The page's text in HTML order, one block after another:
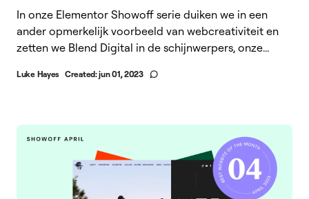
In onze Elementor Showoff serie duiken we in een
ander opmerkelijk voorbeeld van webcreativiteit en
zetten we Blend Digital in de schijnwerpers, onze...
Luke Hayes Created:jun 01, 2023